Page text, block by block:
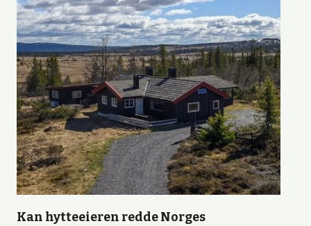
Kan hytteeieren redde Norges